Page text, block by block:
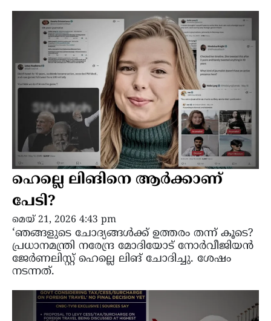
ഹെല്ലെ ലിങിനെ ആർക്കാണ്
പേടി?
മെയ്‌ 21, 2026 4:43 pm
‘ഞങ്ങളുടെ ചോദ്യങ്ങൾക്ക് ഉത്തരം തന്ന് കൂടെ?
പ്രധാനമന്ത്രി നരേന്ദ്ര മോദിയോട് നോർവീജിയൻ
ജേർണലിസ്റ്റ് ഹെല്ലെ ലിങ് ചോദിച്ചു. ശേഷം
നടന്നത്.